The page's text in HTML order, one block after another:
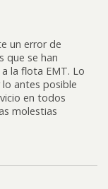
un error de
que se han
la flota EMT. Lo
antes posible
en todos
molestias